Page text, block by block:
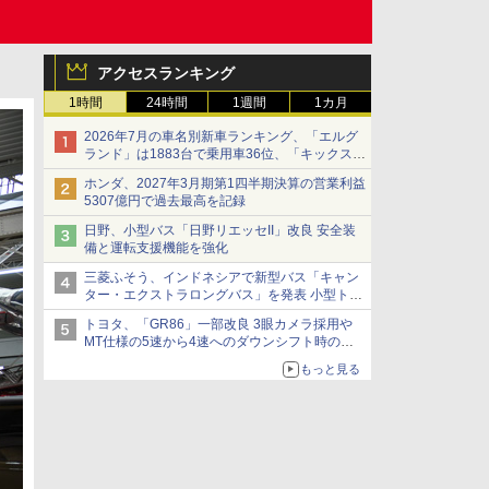
アクセスランキング
1時間 24時間 1週間 1カ月
2026年7月の車名別新車ランキング、「エルグ
ランド」は1883台で乗用車36位、「キックス」
は2591台で27位に
ホンダ、2027年3月期第1四半期決算の営業利益
5307億円で過去最高を記録
日野、小型バス「日野リエッセII」改良 安全装
備と運転支援機能を強化
三菱ふそう、インドネシアで新型バス「キャン
ター・エクストラロングバス」を発表 小型トラ
ックベースの観光・旅客輸送向けバス
トヨタ、「GR86」一部改良 3眼カメラ採用や
MT仕様の5速から4速へのダウンシフト時の操
もっと見る